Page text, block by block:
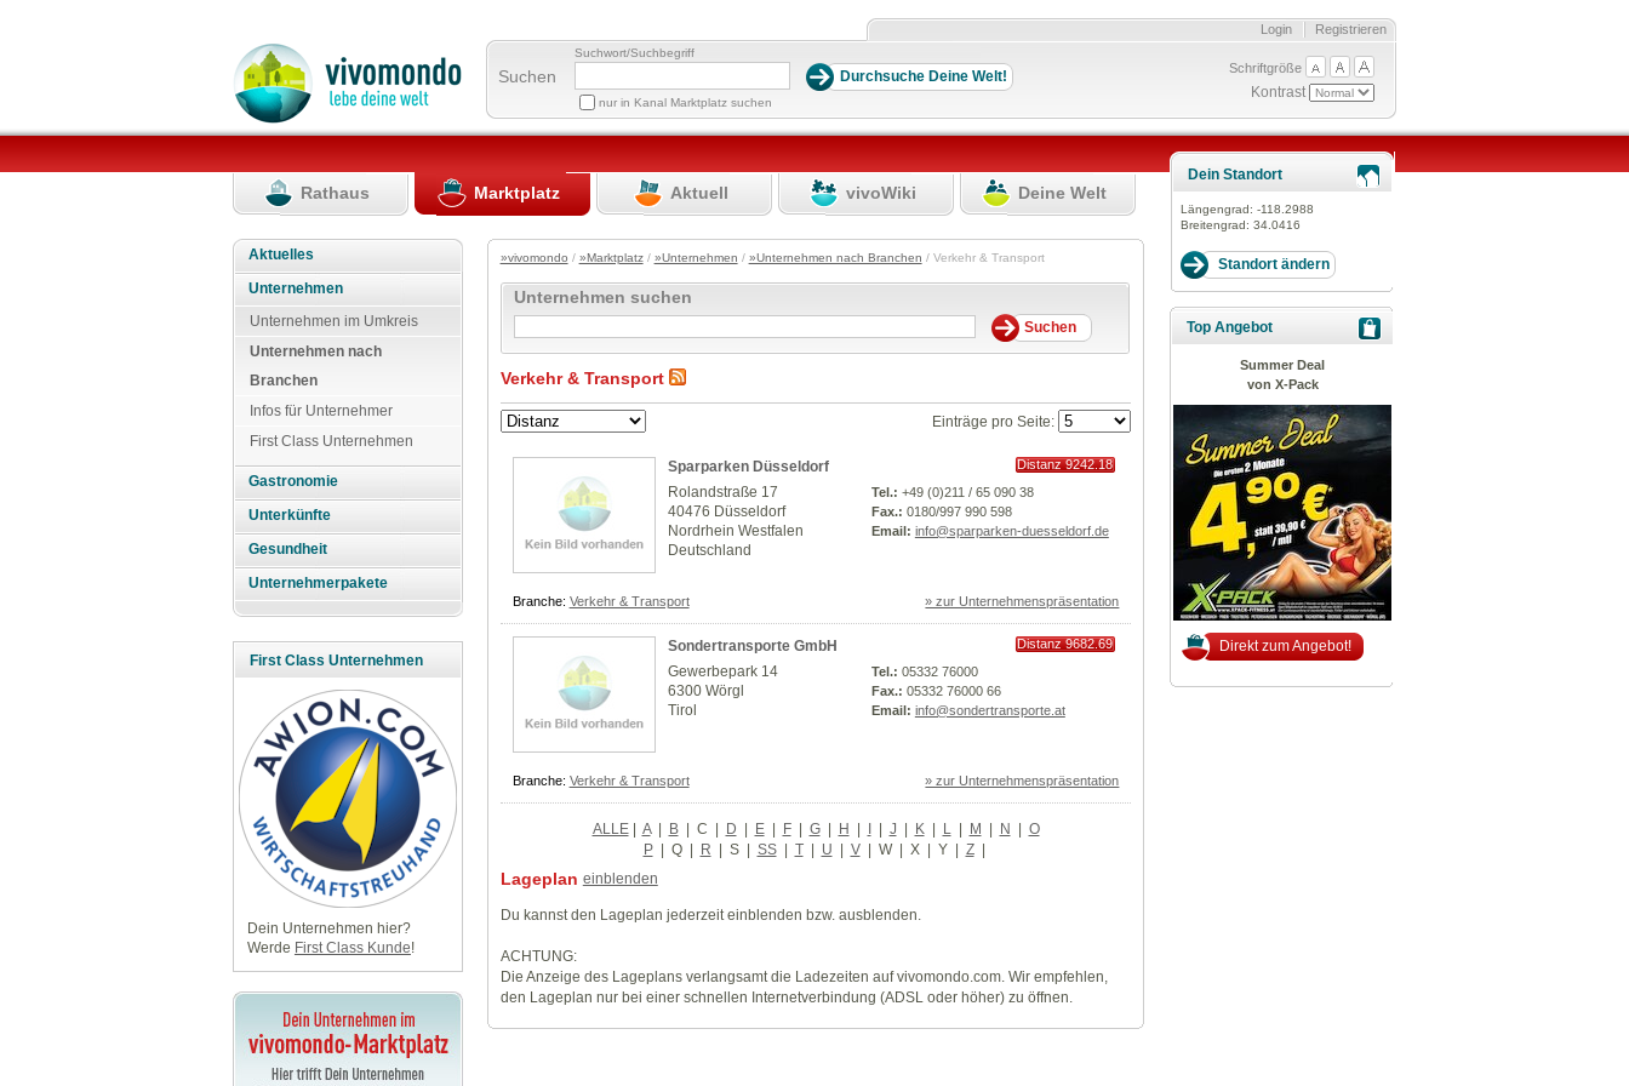
Registrieren
Login
Suchen
Suchwort/Suchbegriff
nur in Kanal Marktplatz suchen
Schriftgröße
Kontrast
Rathaus Marktplatz Aktuell vivoWiki Deine Welt
Aktuelles
Unternehmen
Unternehmen im Umkreis
Unternehmen nach
Branchen
Infos für Unternehmer
First Class Unternehmen
Gastronomie
Unterkünfte
Gesundheit
Unternehmerpakete
First Class Unternehmen
Dein Unternehmen hier?
Werde First Class Kunde!
»vivomondo / »Marktplatz/ »Unternehmen / »Unternehmen nach Branchen / Verkehr & Transport
Unternehmen suchen
Verkehr & Transport
Einträge pro Seite:
Sparparken Düsseldorf
Distanz 9242.18
Rolandstraße 17
40476 Düsseldorf
Nordrhein Westfalen
Deutschland
Tel.: +49 (0)211 / 65 090 38
Fax.: 0180/997 990 598
Email: info@sparparken-duesseldorf.de
Branche: Verkehr & Transport » zur Unternehmenspräsentation
Sondertransporte GmbH
Distanz 9682.69
Gewerbepark 14
6300 Wörgl
Tirol
Tel.: 05332 76000
Fax.: 05332 76000 66
Email: info@sondertransporte.at
Branche: Verkehr & Transport » zur Unternehmenspräsentation
ALLE| A | B | C | D | E | F | G | H | I | J | K | L | M | N | O
P | Q | R | S| SS | T | U | V | W | X | Y | Z |
Lageplan einblenden
Du kannst den Lageplan jederzeit einblenden bzw. ausblenden.
ACHTUNG:
Die Anzeige des Lageplans verlangsamt die Ladezeiten auf vivomondo.com. Wir empfehlen,
den Lageplan nur bei einer schnellen Internetverbindung (ADSL oder höher) zu öffnen.
Dein Standort
Längengrad: -118.2988
Breitengrad: 34.0416
Top Angebot
Summer Deal
von X-Pack
Direkt zum Angebot!